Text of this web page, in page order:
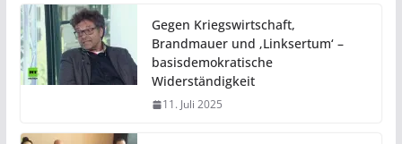
Gegen Kriegswirtschaft,
Brandmauer und ‚Linksertum‘ –
basisdemokratische
Widerständigkeit
11. Juli 2025